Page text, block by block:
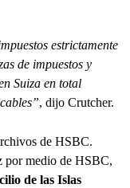
estrictamente
de impuestos y
Suiza en total
, dijo Crutcher.
de HSBC.
por medio de HSBC,
de las Islas